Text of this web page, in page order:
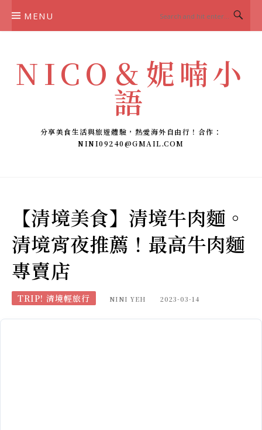
MENU
NICO＆妮喃小
語
分享美食生活與旅遊體驗，熱愛海外自由行！合作：
NINI09240@GMAIL.COM
【清境美食】清境牛肉麵。
清境宵夜推薦！最高牛肉麵
專賣店
TRIP! 清境輕旅行 NINI YEH 2023-03-14